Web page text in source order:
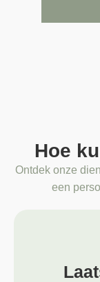
Hoe
Ontdek onze
een